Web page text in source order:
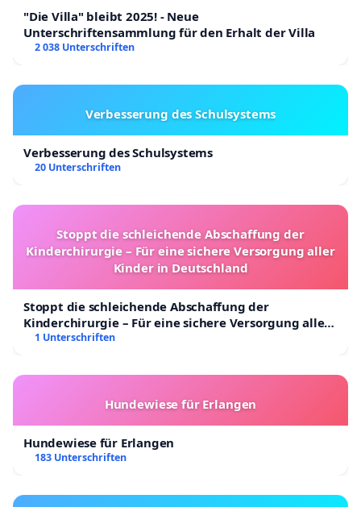
"Die Villa" bleibt 2025! - Neue
Unterschriftensammlung für den Erhalt der Villa
2 038 Unterschriften
Verbesserung des Schulsystems
Verbesserung des Schulsystems
20 Unterschriften
Stoppt die schleichende Abschaffung der
Kinderchirurgie – Für eine sichere Versorgung aller
Kinder in Deutschland
Stoppt die schleichende Abschaffung der
Kinderchirurgie – Für eine sichere Versorgung aller
Kinder in Deutschland
1 Unterschriften
Hundewiese für Erlangen
Hundewiese für Erlangen
183 Unterschriften